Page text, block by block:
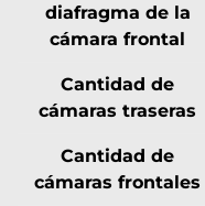
diafragma de la
cámara frontal
Cantidad de
cámaras traseras
Cantidad de
cámaras frontales